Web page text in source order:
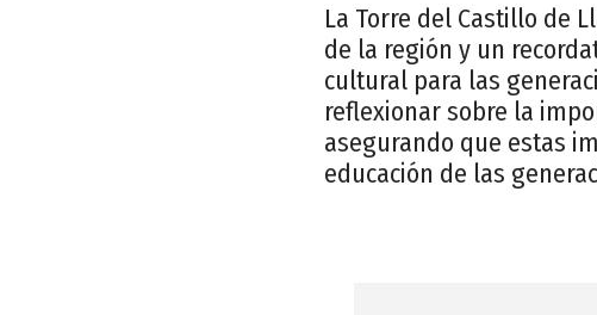
La Torre del Castillo de
de la región y un
cultural para las
reflexionar sobre la
asegurando que estas
educación de las